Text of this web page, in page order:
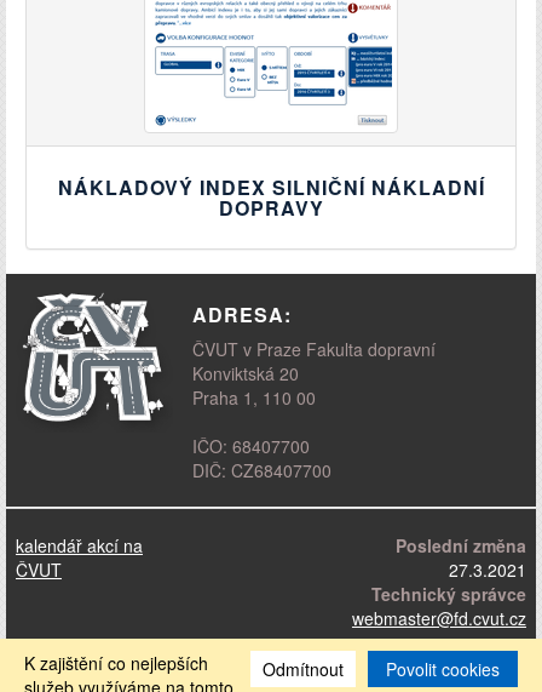
NÁKLADOVÝ INDEX SILNIČNÍ NÁKLADNÍ
DOPRAVY
ADRESA:
ČVUT v Praze Fakulta dopravní
Konviktská 20
Praha 1, 110 00
IČO: 68407700
DIČ: CZ68407700
kalendář akcí na
ČVUT
Poslední změna
27.3.2021
Technický správce
webmaster@fd.cvut.cz
prohlášení o přístupnosti|cookies
Odmítnout Povolit cookies
K zajištění co nejlepších
služeb využíváme na tomto